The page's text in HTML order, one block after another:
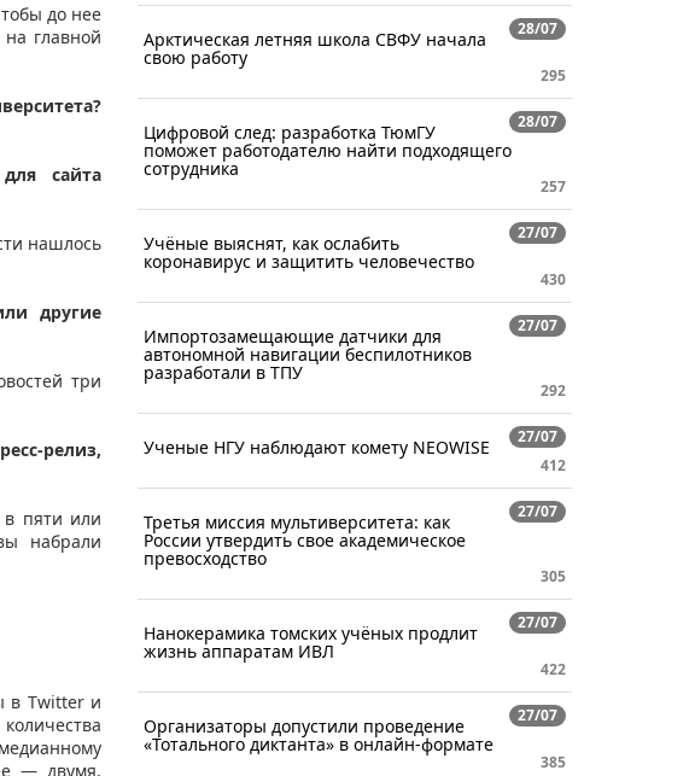
до нее
главной
сайта
нашлось
другие
три
релиз,
пяти или
набрали
в Twitter и
— двумя.
28/07
Арктическая летняя школа СВФУ начала
свою работу
295
28/07
Цифровой след: разработка ТюмГУ
поможет работодателю найти подходящего
сотрудника
257
27/07
Учёные выяснят, как ослабить
коронавирус и защитить человечество
430
27/07
Импортозамещающие датчики для
автономной навигации беспилотников
разработали в ТПУ
292
27/07
Ученые НГУ наблюдают комету NEOWISE
412
27/07
Третья миссия мультиверситета: как
России утвердить свое академическое
превосходство
305
27/07
Нанокерамика томских учёных продлит
жизнь аппаратам ИВЛ
422
27/07
Организаторы допустили проведение
«Тотального диктанта» в онлайн-формате
385